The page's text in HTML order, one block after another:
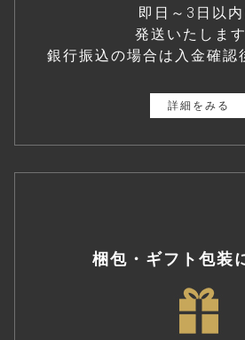
即日～3日以内
発送いたします
銀行振込の場合は入金確認
詳細をみる
梱包・ギフト包装